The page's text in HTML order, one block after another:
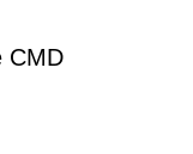
CMD